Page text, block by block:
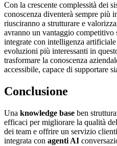
Con la crescente complessità dei
conoscenza diventerà sempre più
riusciranno a strutturare e
avranno un vantaggio
integrate con intelligenza
evoluzioni più interessanti in
trasformare la conoscenza
accessibile, capace di supportare
Conclusione
Una knowledge base ben
efficaci per migliorare la qualità
dei team e offrire un servizio
integrata con agenti AI